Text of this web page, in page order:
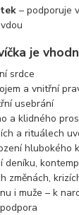
– podporuje
je
srdce
a vnitřní
usebrání
a klidného
a rituálech
hlubokého
deníku,
změnách,
i muže – k